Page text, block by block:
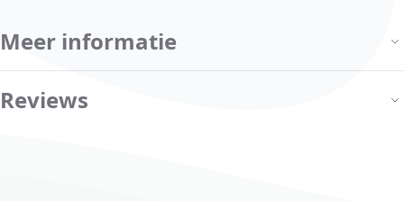
Meer informatie
Reviews